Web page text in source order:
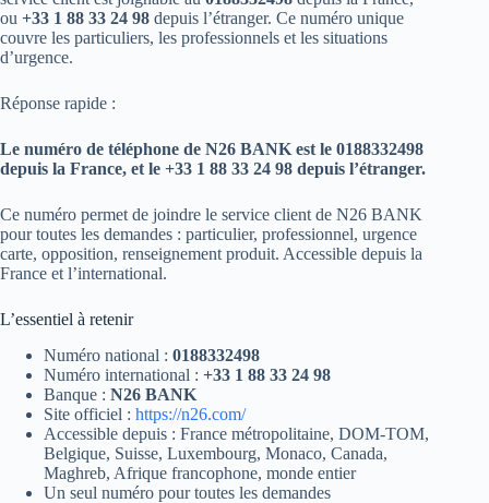
ou +33 1 88 33 24 98 depuis l’étranger. Ce numéro unique
couvre les particuliers, les professionnels et les situations
d’urgence.
Réponse rapide :
Le numéro de téléphone de N26 BANK est le 0188332498
depuis la France, et le +33 1 88 33 24 98 depuis l’étranger.
Ce numéro permet de joindre le service client de N26 BANK
pour toutes les demandes : particulier, professionnel, urgence
carte, opposition, renseignement produit. Accessible depuis la
France et l’international.
L’essentiel à retenir
Numéro national : 0188332498
Numéro international : +33 1 88 33 24 98
Banque : N26 BANK
Site officiel : https://n26.com/
Accessible depuis : France métropolitaine, DOM-TOM,
Belgique, Suisse, Luxembourg, Monaco, Canada,
Maghreb, Afrique francophone, monde entier
Un seul numéro pour toutes les demandes